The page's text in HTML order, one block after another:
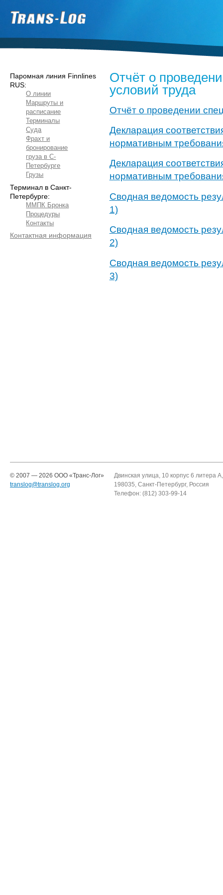
Паромная линия Finnlines
RUS:
О линии
Маршруты и
расписание
Терминалы
Суда
Фрахт и
бронирование
груза в С-
Петербурге
Грузы
Терминал в Санкт-
Петербурге:
ММПК Бронка
Процедуры
Контакты
Контактная информация
Отчёт о
условий труда
Отчёт о проведении
Декларация
нормативным
Декларация
нормативным
Сводная ведомость
1)
Сводная ведомость
2)
Сводная ведомость
3)
© 2007 — 2026 ООО «Транc-Лог»
translog@translog.org
Двинская улица, 10 корпус 6 литера
198035, Санкт-Петербург, Россия
Телефон: (812) 303-99-14